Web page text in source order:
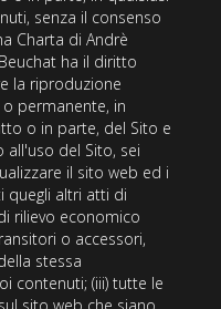
senza il consenso
Charta di Andrè
ha il diritto
la riproduzione
permanente, in
o in parte, del Sito e
all'uso del Sito, sei
il sito web ed i
quegli altri atti di
rilievo economico
o accessori,
stessa
contenuti; (iii) tutte le